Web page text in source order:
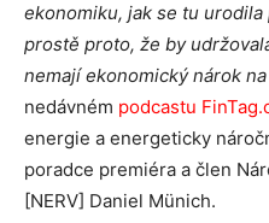
ekonomiku, jak se tu
prostě proto, že by
nemají ekonomický nárok
nedávném podcastu
energie a energeticky
poradce premiéra a člen
[NERV] Daniel Münich.